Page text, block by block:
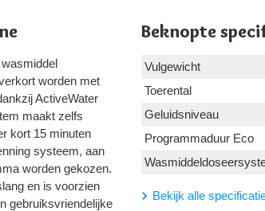
worden met
ActiveWater
maakt zelfs
kort 15 minuten
systeem, aan
worden gekozen.
en is voorzien
gebruiksvriendelijke
Beknopte
Vulgewicht
Toerental
Geluidsniveau
Programmaduur Eco
Bekijk alle